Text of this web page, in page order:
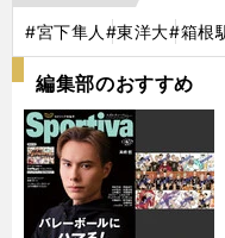
#宮下隼人 #東洋大#箱根
編集部のおすすめ